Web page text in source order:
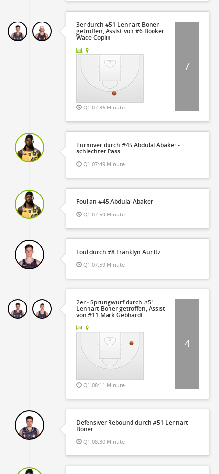
3er durch #51 Lennart Boner
getroffen, Assist von #6 Booker
Wade Coplin
Q1 07:36 Minute
7
Turnover durch #45 Abdulai Abaker -
schlechter Pass
Q1 07:49 Minute
Foul an #45 Abdulai Abaker
Q1 07:59 Minute
Foul durch #8 Franklyn Aunitz
Q1 07:59 Minute
2er - Sprungwurf durch #51
Lennart Boner getroffen, Assist
von #11 Mark Gebhardt
Q1 08:11 Minute
4
Defensiver Rebound durch #51 Lennart
Boner
Q1 08:30 Minute